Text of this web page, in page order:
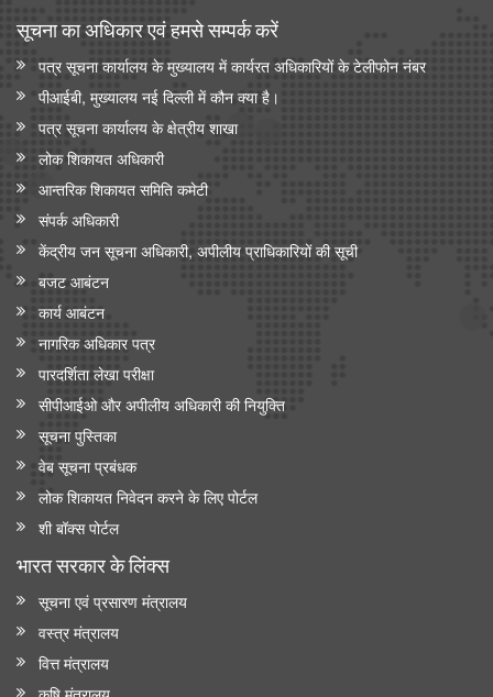
सूचना का अधिकार एवं हमसे सम्‍पर्क करें
पत्र सूचना कार्यालय के मुख्यालय में कार्यरत अधिकारियों के टेलीफोन नंबर
पीआईबी, मुख्यालय नई दिल्ली में कौन क्या है।
पत्र सूचना कार्यालय के क्षेत्रीय शाखा
लोक शिकायत अधिकारी
आन्‍तरिक शिकायत समिति कमेटी
संपर्क अधिकारी
केंद्रीय जन सूचना अधिकारी, अपीलीय प्राधिकारियों की सूची
बजट आबंटन
कार्य आबंटन
नागरिक अधिकार पत्र
पारदर्शिता लेखा परीक्षा
सीपीआईओ और अपी‍लीय अधिकारी की नियुक्ति
सूचना पुस्तिका
वेब सूचना प्रबंधक
लोक शिकायत निवेदन करने के लिए पोर्टल
शी बॉक्स पोर्टल
भारत सरकार के लिंक्‍स
सूचना एवं प्रसारण मंत्रालय
वस्त्र मंत्रालय
वित्त मंत्रालय